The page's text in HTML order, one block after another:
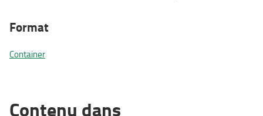
Format
Container
Contenu dans